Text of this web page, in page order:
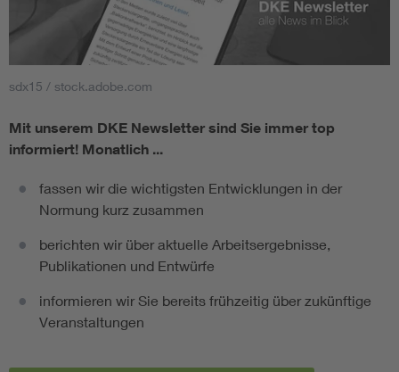
sdx15 / stock.adobe.com
Mit unserem DKE Newsletter sind Sie immer top
informiert! Monatlich ...
fassen wir die wichtigsten Entwicklungen in der
Normung kurz zusammen
berichten wir über aktuelle Arbeitsergebnisse,
Publikationen und Entwürfe
informieren wir Sie bereits frühzeitig über zukünftige
Veranstaltungen